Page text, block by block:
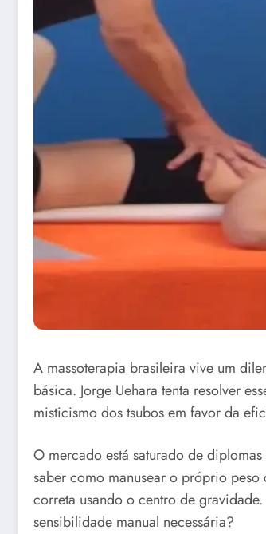
A massoterapia brasileira vive um
básica. Jorge Uehara tenta resolver
misticismo dos tsubos em favor da
O mercado está saturado de
saber como manusear o próprio
correta usando o centro de
sensibilidade manual necessária?